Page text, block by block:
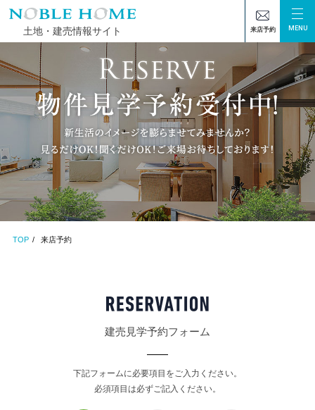
土地・建売情報サイト 来店予約 MENU
TOP 来店予約
建売見学予約フォーム
下記フォームに必要項目をご入力ください。
必須項目は必ずご記入ください。